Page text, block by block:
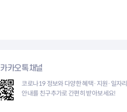
카카오톡채널
코로나19 정보와 다양한 혜택·지원·일자리
안내를 친구추가로 간편히 받아보세요!